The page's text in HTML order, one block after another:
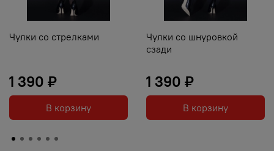
Чулки со стрелками
1 390 ₽
В корзину
Чулки со шнуровкой
сзади
1 390 ₽
В корзину